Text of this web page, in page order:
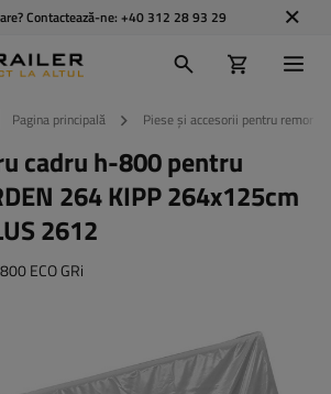
Contactează-ne: +40 312 28 93 29
Pagina principală Piese și accesorii pentru remorci
cadru h-800 pentru
264 KIPP 264x125cm
2612
ECO GRi